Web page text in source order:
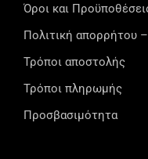
Όροι και
Πολιτική απορρήτου
Τρόποι αποστολής
Τρόποι πληρωμής
Προσβασιμότητα